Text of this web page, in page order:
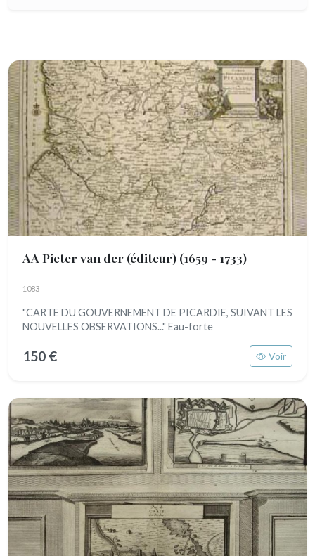
AA Pieter van der (éditeur) (1659 - 1733)
1083
"CARTE DU GOUVERNEMENT DE PICARDIE, SUIVANT LES
NOUVELLES OBSERVATIONS..." Eau-forte
150 € Voir